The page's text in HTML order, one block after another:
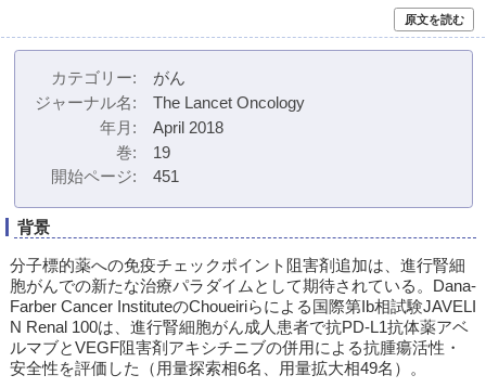
原文を読む
カテゴリー
がん
ジャーナル名
The Lancet Oncology
年月
April 2018
巻
19
開始ページ
451
背景
分子標的薬への免疫チェックポイント阻害剤追加は、進行腎細
胞がんでの新たな治療パラダイムとして期待されている。Dana-
Farber Cancer InstituteのChoueiriらによる国際第Ib相試験JAVELI
N Renal 100は、進行腎細胞がん成人患者で抗PD-L1抗体薬アベ
ルマブとVEGF阻害剤アキシチニブの併用による抗腫瘍活性・
安全性を評価した（用量探索相6名、用量拡大相49名）。